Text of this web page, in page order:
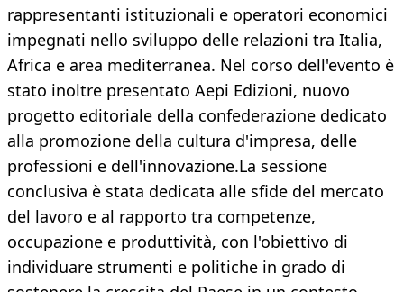
rappresentanti istituzionali e operatori economici
impegnati nello sviluppo delle relazioni tra Italia,
Africa e area mediterranea. Nel corso dell'evento è
stato inoltre presentato Aepi Edizioni, nuovo
progetto editoriale della confederazione dedicato
alla promozione della cultura d'impresa, delle
professioni e dell'innovazione.La sessione
conclusiva è stata dedicata alle sfide del mercato
del lavoro e al rapporto tra competenze,
occupazione e produttività, con l'obiettivo di
individuare strumenti e politiche in grado di